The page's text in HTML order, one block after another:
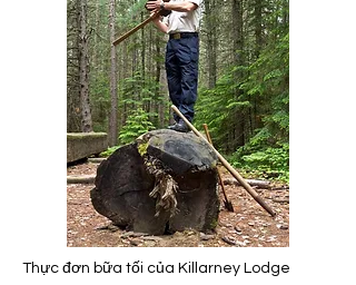
Thực đơn bữa tối của Killarney Lodge